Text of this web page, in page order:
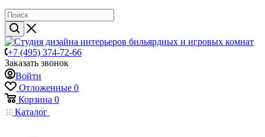
+7 (495) 374-72-66
Заказать звонок
Войти
Отложенные 0
Корзина 0
Каталог